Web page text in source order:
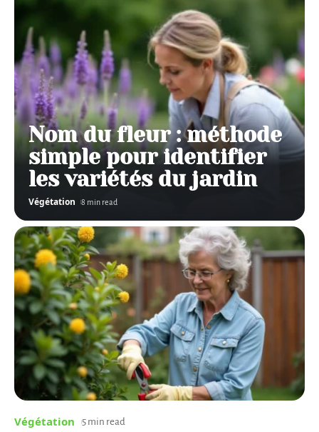
Nom du fleur : méthode
simple pour identifier
les variétés du jardin
Végétation 8 min read
Végétation 5 min read